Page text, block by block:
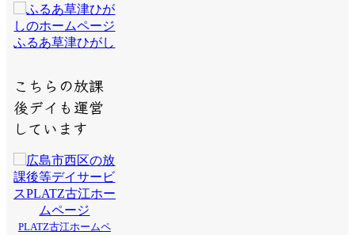
ふるあ草津ひがし
こちらの放課
後デイも運営
しています
PLATZ古江ホームペ